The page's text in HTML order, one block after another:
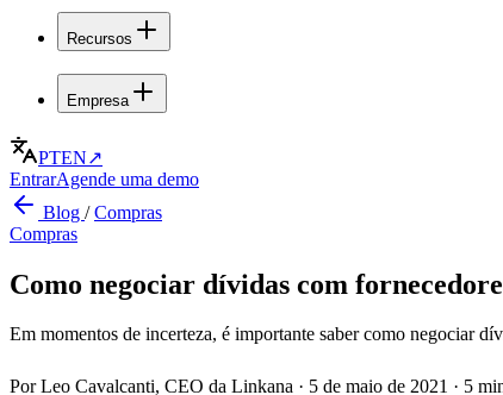
Recursos
Empresa
PTEN↗
EntrarAgende uma demo
Blog /Compras
Compras
Como negociar dívidas com
Em momentos de incerteza, é importante saber como negociar
Por Leo Cavalcanti, CEO da Linkana · 5 de maio de 2021 · 5